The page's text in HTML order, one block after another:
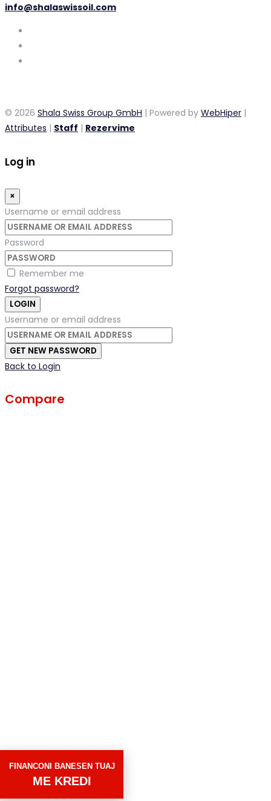
info@shalaswissoil.com
FINANCONI BANESEN TUAJ
ME KREDI
© 2026 Shala Swiss Group GmbH | Powered by WebHiper |
Attributes | Staff | Rezervime
Log in
×
Username or email address
Password
Remember me
Forgot password?
LOGIN
Username or email address
GET NEW PASSWORD
Back to Login
Compare